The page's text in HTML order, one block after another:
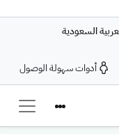
السعودية
أدوات سهولة الوصول